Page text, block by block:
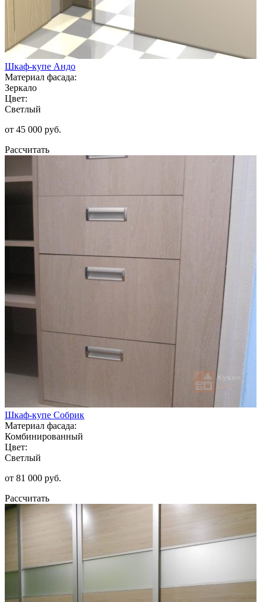
Шкаф-купе Андо
Материал фасада:
Зеркало
Цвет:
Светлый
от 45 000 руб.
Рассчитать
Шкаф-купе Собрик
Материал фасада:
Комбинированный
Цвет:
Светлый
от 81 000 руб.
Рассчитать